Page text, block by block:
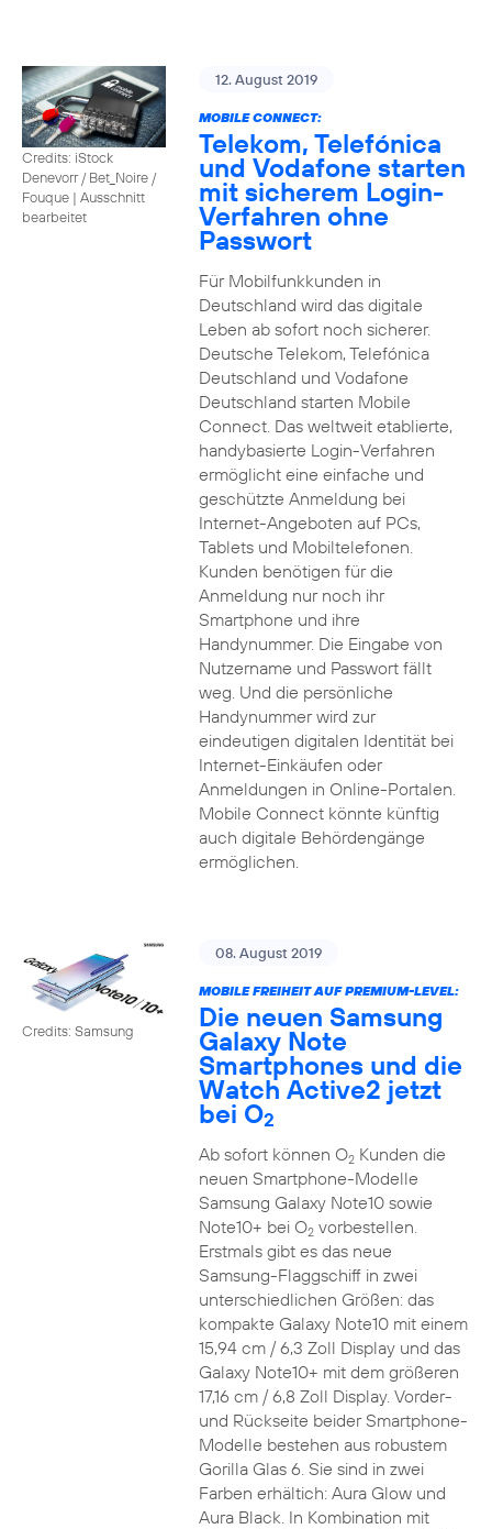
Credits: iStock
Denevorr / Bet_Noire /
Fouque | Ausschnitt
bearbeitet
12. August 2019
MOBILE CONNECT:
Telekom, Telefónica
und Vodafone starten
mit sicherem Login-
Verfahren ohne
Passwort
Für Mobilfunkkunden in
Deutschland wird das digitale
Leben ab sofort noch sicherer.
Deutsche Telekom, Telefónica
Deutschland und Vodafone
Deutschland starten Mobile
Connect. Das weltweit etablierte,
handybasierte Login-Verfahren
ermöglicht eine einfache und
geschützte Anmeldung bei
Internet-Angeboten auf PCs,
Tablets und Mobiltelefonen.
Kunden benötigen für die
Anmeldung nur noch ihr
Smartphone und ihre
Handynummer. Die Eingabe von
Nutzername und Passwort fällt
weg. Und die persönliche
Handynummer wird zur
eindeutigen digitalen Identität bei
Internet-Einkäufen oder
Anmeldungen in Online-Portalen.
Mobile Connect könnte künftig
auch digitale Behördengänge
ermöglichen.
Credits: Samsung
08. August 2019
MOBILE FREIHEIT AUF PREMIUM-LEVEL:
Die neuen Samsung
Galaxy Note
Smartphones und die
Watch Active2 jetzt
bei O2
Ab sofort können O2Kunden die
neuen Smartphone-Modelle
Samsung Galaxy Note10 sowie
Note10+ bei O2vorbestellen.
Erstmals gibt es das neue
Samsung-Flaggschiff in zwei
unterschiedlichen Größen: das
kompakte Galaxy Note10 mit einem
15,94 cm / 6,3 Zoll Display und das
Galaxy Note10+ mit dem größeren
17,16 cm / 6,8 Zoll Display. Vorder-
und Rückseite beider Smartphone-
Modelle bestehen aus robustem
Gorilla Glas 6. Sie sind in zwei
Farben erhältich: Aura Glow und
Aura Black. In Kombination mit